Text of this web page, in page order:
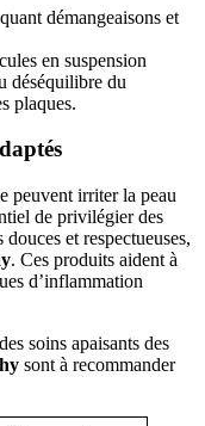
démangeaisons et
en suspension
déséquilibre du
plaques.
peuvent irriter la peau
de privilégier des
et respectueuses,
. Ces produits aident à
d’inflammation
soins apaisants des
sont à recommander